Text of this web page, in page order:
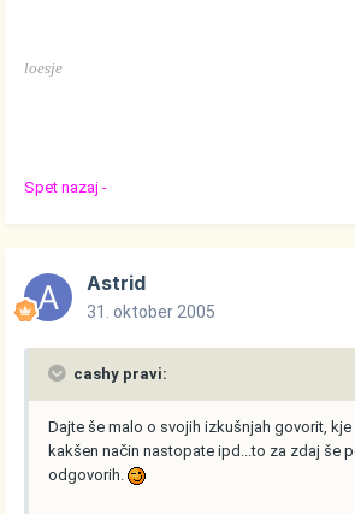
loesje
Spet nazaj -
Astrid
31. oktober 2005
cashy pravi:
Dajte še malo o svojih izkušnjah govorit, kje
kakšen način nastopate ipd...to za zdaj še
odgovorih.